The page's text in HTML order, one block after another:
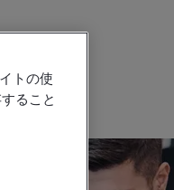
しょう。
トの使
ること